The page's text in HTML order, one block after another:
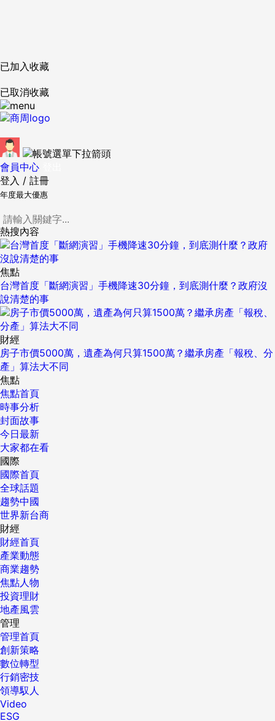
已加入收藏
已取消收藏
會員中心
登入 / 註冊
年度最大優惠
熱搜內容
焦點
台灣首度「斷網演習」手機降速30分鐘，到底測什麼？政府沒
說清楚的事
財經
房子市價5000萬，遺產為何只算1500萬？繼承房產「報稅、分
產」算法大不同
焦點
焦點首頁
時事分析
封面故事
今日最新
大家都在看
國際
國際首頁
全球話題
趨勢中國
世界新台商
財經
財經首頁
產業動態
商業趨勢
焦點人物
投資理財
地產風雲
管理
管理首頁
創新策略
數位轉型
行銷密技
領導馭人
Video
ESG